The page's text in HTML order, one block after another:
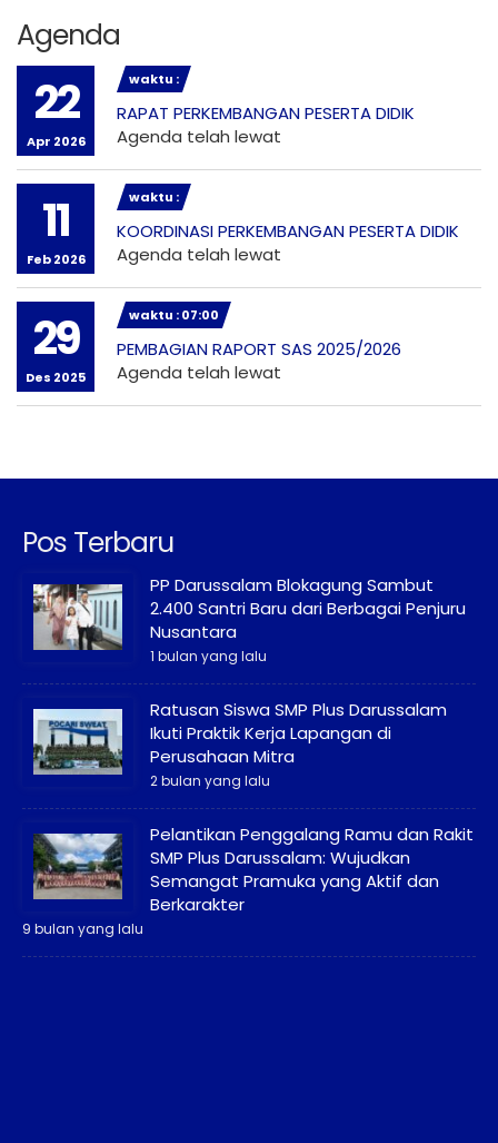
Agenda
22
Apr 2026
waktu :
RAPAT PERKEMBANGAN PESERTA DIDIK
Agenda telah lewat
11
Feb 2026
waktu :
KOORDINASI PERKEMBANGAN PESERTA DIDIK
Agenda telah lewat
29
Des 2025
waktu : 07:00
PEMBAGIAN RAPORT SAS 2025/2026
Agenda telah lewat
Pos Terbaru
PP Darussalam Blokagung Sambut
2.400 Santri Baru dari Berbagai Penjuru
Nusantara
1 bulan yang lalu
Ratusan Siswa SMP Plus Darussalam
Ikuti Praktik Kerja Lapangan di
Perusahaan Mitra
2 bulan yang lalu
Pelantikan Penggalang Ramu dan Rakit
SMP Plus Darussalam: Wujudkan
Semangat Pramuka yang Aktif dan
Berkarakter
9 bulan yang lalu